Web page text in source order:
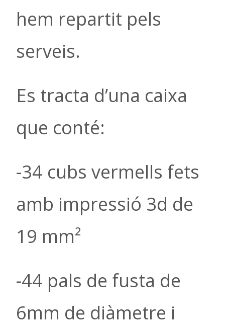
hem repartit pels
serveis.
Es tracta d’una caixa
que conté:
-34 cubs vermells fets
amb impressió 3d de
19 mm²
-44 pals de fusta de
6mm de diàmetre i